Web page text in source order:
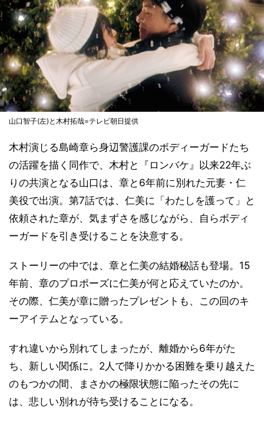
山口智子(左)と木村拓哉=テレビ朝日提供
木村演じる島崎章ら身辺警護課のボディーガードたち
の活躍を描く同作で、木村と『ロンバケ』以来22年ぶ
りの共演となる山口は、章と6年前に別れた元妻・仁
美役で出演。第7話では、仁美に「わたしを護って」と
依頼された章が、気まずさを感じながら、自らボディ
ーガードを引き受けることを決意する。
ストーリーの中では、章と仁美の結婚秘話も登場。15
年前、章のプロポーズに仁美が何と応えていたのか。
その際、仁美が章に贈ったプレゼントも、この回のキ
ーアイテムとなっている。
すれ違いから別れてしまったが、離婚から6年がた
ち、新しい関係に。2人で降りかかる困難を乗り越えた
のもつかの間、まさかの極限状態に陥ったその先に
は、悲しい別れが待ち受けることになる。